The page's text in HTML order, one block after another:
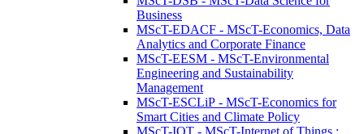
Business
MScT-EDACF - MScT-Economics, Data
Analytics and Corporate Finance
MScT-EESM - MScT-Environmental
Engineering and Sustainability
Management
MScT-ESCLiP - MScT-Economics for
Smart Cities and Climate Policy
MScT-IOT - MScT-Internet of Things :